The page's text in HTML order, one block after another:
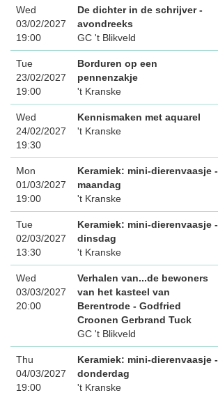
Wed
03/02/2027
19:00
De dichter in de schrijver -
avondreeks
GC 't Blikveld
Tue
23/02/2027
19:00
Borduren op een
pennenzakje
't Kranske
Wed
24/02/2027
19:30
Kennismaken met aquarel
't Kranske
Mon
01/03/2027
19:00
Keramiek: mini-dierenvaasje -
maandag
't Kranske
Tue
02/03/2027
13:30
Keramiek: mini-dierenvaasje -
dinsdag
't Kranske
Wed
03/03/2027
20:00
Verhalen van...de bewoners
van het kasteel van
Berentrode - Godfried
Croonen Gerbrand Tuck
GC 't Blikveld
Thu
04/03/2027
19:00
Keramiek: mini-dierenvaasje -
donderdag
't Kranske